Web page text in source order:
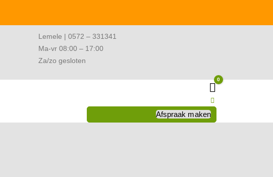
Lemele | 0572 – 331341
Ma-vr 08:00 – 17:00
Za/zo gesloten
Winkelwagen
0
Afspraak maken